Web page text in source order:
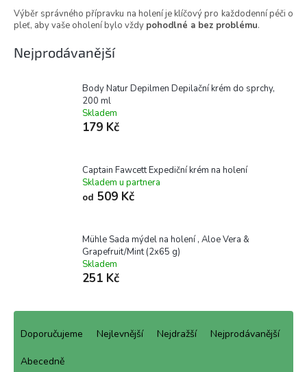
Výběr správného přípravku na holení je klíčový pro každodenní péči o
pleť, aby vaše oholení bylo vždy pohodlné a bez problému.
Nejprodávanější
Body Natur Depilmen Depilační krém do sprchy,
200 ml
Skladem
179 Kč
Captain Fawcett Expediční krém na holení
Skladem u partnera
od 509 Kč
Mühle Sada mýdel na holení , Aloe Vera &
Grapefruit/Mint (2x65 g)
Skladem
251 Kč
Ř
Doporučujeme Nejlevnější Nejdražší Nejprodávanější
Abecedně